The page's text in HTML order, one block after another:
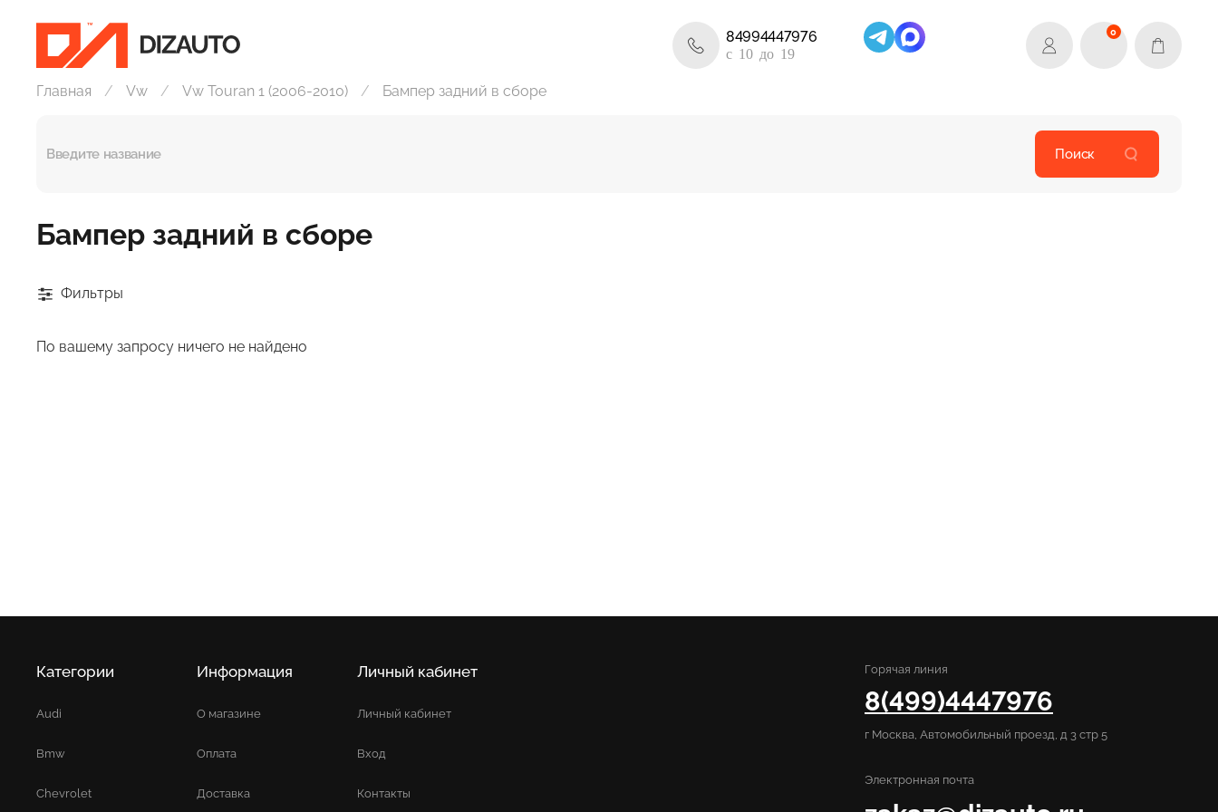
84994447976
c 10 до 19
0
Главная Vw Vw Touran 1 (2006-2010) Бампер задний в сборе
Поиск
Бампер задний в сборе
Фильтры
По вашему запросу ничего не найдено
Категории
Audi
Bmw
Chevrolet
Информация
О магазине
Оплата
Доставка
Личный кабинет
Личный кабинет
Вход
Контакты
Горячая линия
8(499)4447976
г Москва, Автомобильный проезд, д 3 стр 5
Электронная почта